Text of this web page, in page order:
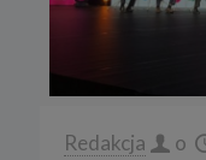
Redakcja o